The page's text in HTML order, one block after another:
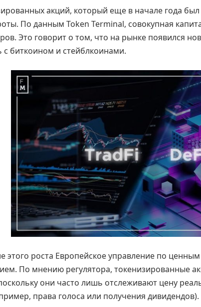
акций, который еще в начале года
По данным Token Terminal, совокупная
Это говорит о том, что на рынке появился
с биткоином и стейблкоинами.
этого роста Европейское управление по
По мнению регулятора, токенизированные
они часто лишь отслеживают цену
права голоса или получения дивидендов).